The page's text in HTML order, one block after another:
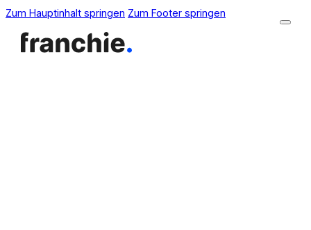
Zum Hauptinhalt springen Zum Footer springen